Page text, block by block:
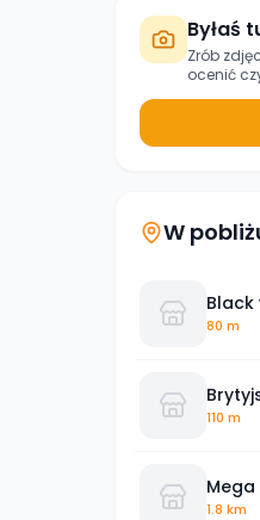
Byłaś
Zrób
ocenić
W
80 m
110 m
Mega
1.8 km